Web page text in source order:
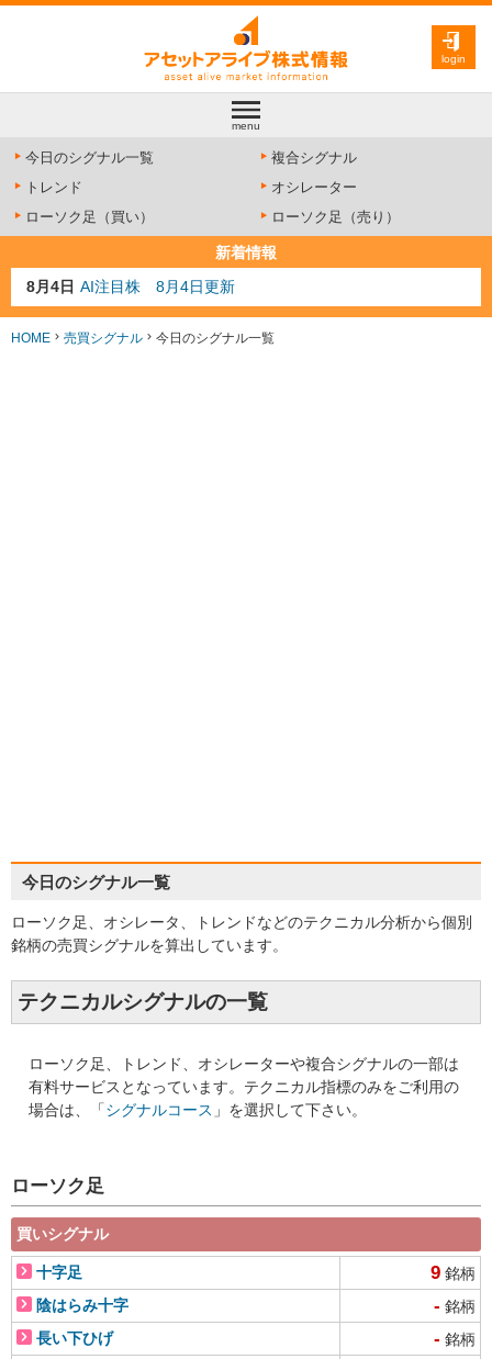
login
menu
今日のシグナル一覧
複合シグナル
トレンド
オシレーター
ローソク足（買い）
ローソク足（売り）
新着情報
8月4日 AI注目株 8月4日更新
8月3日 人気業種注目株 8月3日更新
8月2日 金融注目株 8月2日更新
7月29日 日経225シグナル点灯
HOME 売買シグナル 今日のシグナル一覧
今日のシグナル一覧
ローソク足、オシレータ、トレンドなどのテクニカル分析から個別
銘柄の売買シグナルを算出しています。
テクニカルシグナルの一覧
ローソク足、トレンド、オシレーターや複合シグナルの一部は
有料サービスとなっています。テクニカル指標のみをご利用の
場合は、「シグナルコース 」を選択して下さい。
ローソク足
買いシグナル
十字足 9 銘柄
陰はらみ十字
- 銘柄
長い下ひげ
- 銘柄